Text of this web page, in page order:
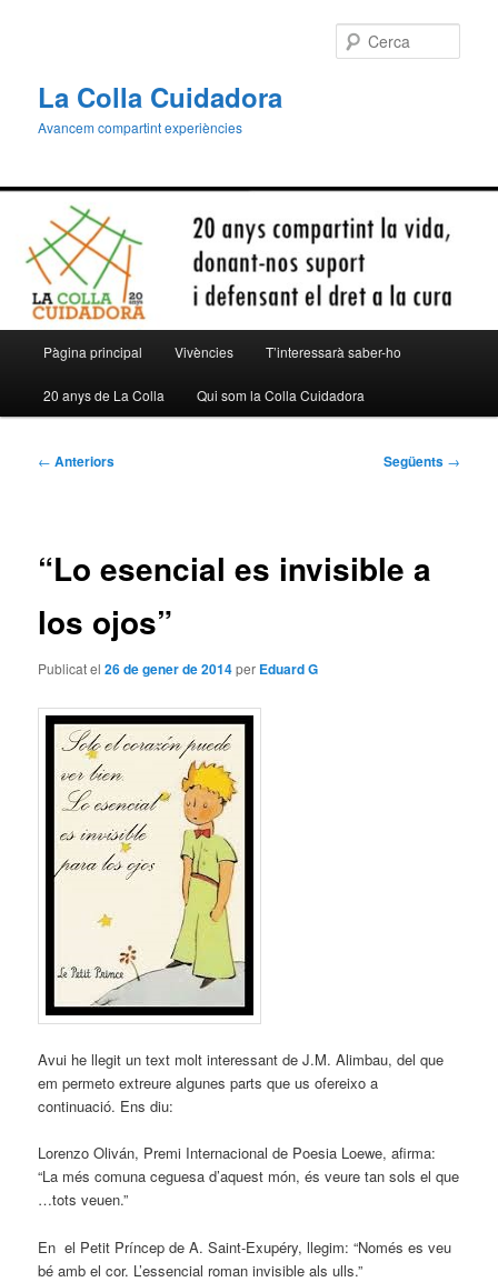
La Colla Cuidadora
Avancem compartint experiències
principal
Pàgina principal Vivències T’interessarà saber-ho
20 anys de La Colla Qui som la Colla Cuidadora
Navegació
← Anteriors Següents →
“Lo esencial es invisible a
los ojos”
Publicat el26 de gener de 2014per Eduard G
Avui he llegit un text molt interessant de J.M. Alimbau, del que
em permeto extreure algunes parts que us ofereixo a
continuació. Ens diu:
Lorenzo Oliván, Premi Internacional de Poesia Loewe, afirma:
“La més comuna ceguesa d’aquest món, és veure tan sols el que
…tots veuen.”
En el Petit Príncep de A. Saint-Exupéry, llegim: “Només es veu
bé amb el cor. L’essencial roman invisible als ulls.”